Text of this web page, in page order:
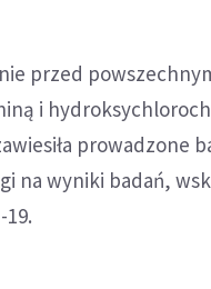
przed
i
prowadzone
na wyniki badań,